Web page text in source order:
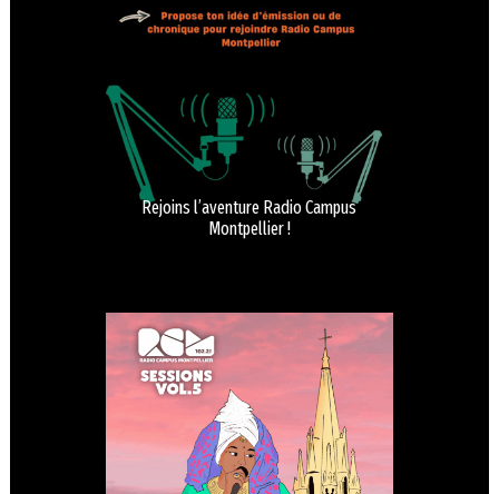
Rejoins l’aventure Radio Campus
Montpellier !